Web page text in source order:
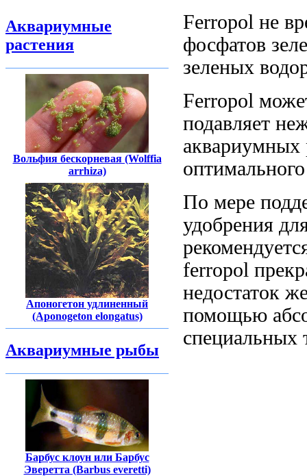
Аквариумные
растения
Вольфия бескорневая (Wolffia
arrhiza)
Апоногетон удлиненный
(Aponogeton elongatus)
Аквариумные рыбы
Барбус клоун или Барбус
Эверетта (Barbus everetti)
Ferropol не
фосфатов
зеленых
Ferropol
подавляет
аквариумных
По мере
удобрения
ferropol
недостаток
помощью
специальных